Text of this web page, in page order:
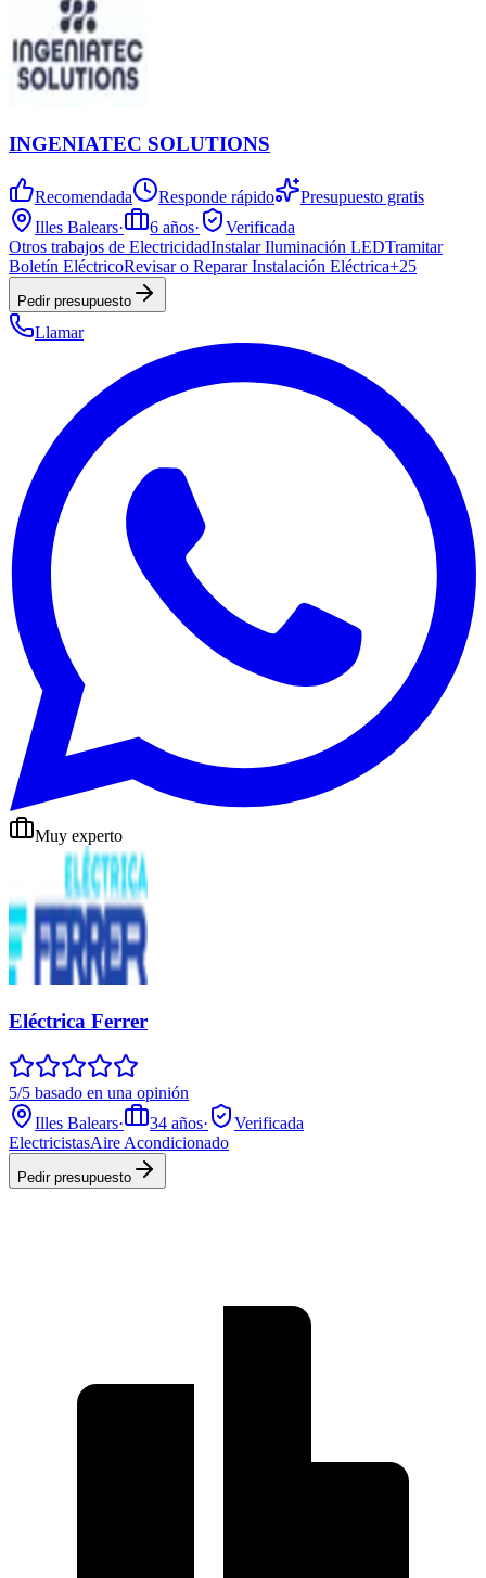
INGENIATEC SOLUTIONS
Recomendada Responde rápido
Presupuesto gratis
Illes Balears· 6 años·
Verificada
Otros trabajos de ElectricidadInstalar Iluminación LEDTramitar
Boletín EléctricoRevisar o Reparar Instalación Eléctrica+25
Pedir presupuesto
Llamar
Muy experto
Eléctrica Ferrer
5/5 basado en una opinión
Illes Balears· 34 años·
Verificada
ElectricistasAire Acondicionado
Pedir presupuesto